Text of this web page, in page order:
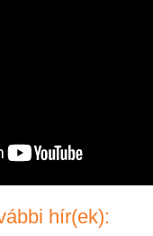
hír(ek):